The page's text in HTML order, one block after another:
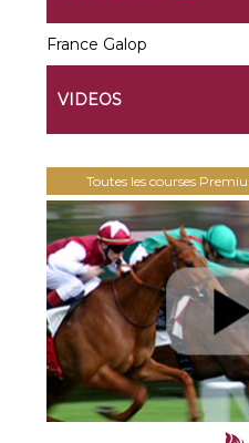
France Galop
VIDEOS
Toutes les courses